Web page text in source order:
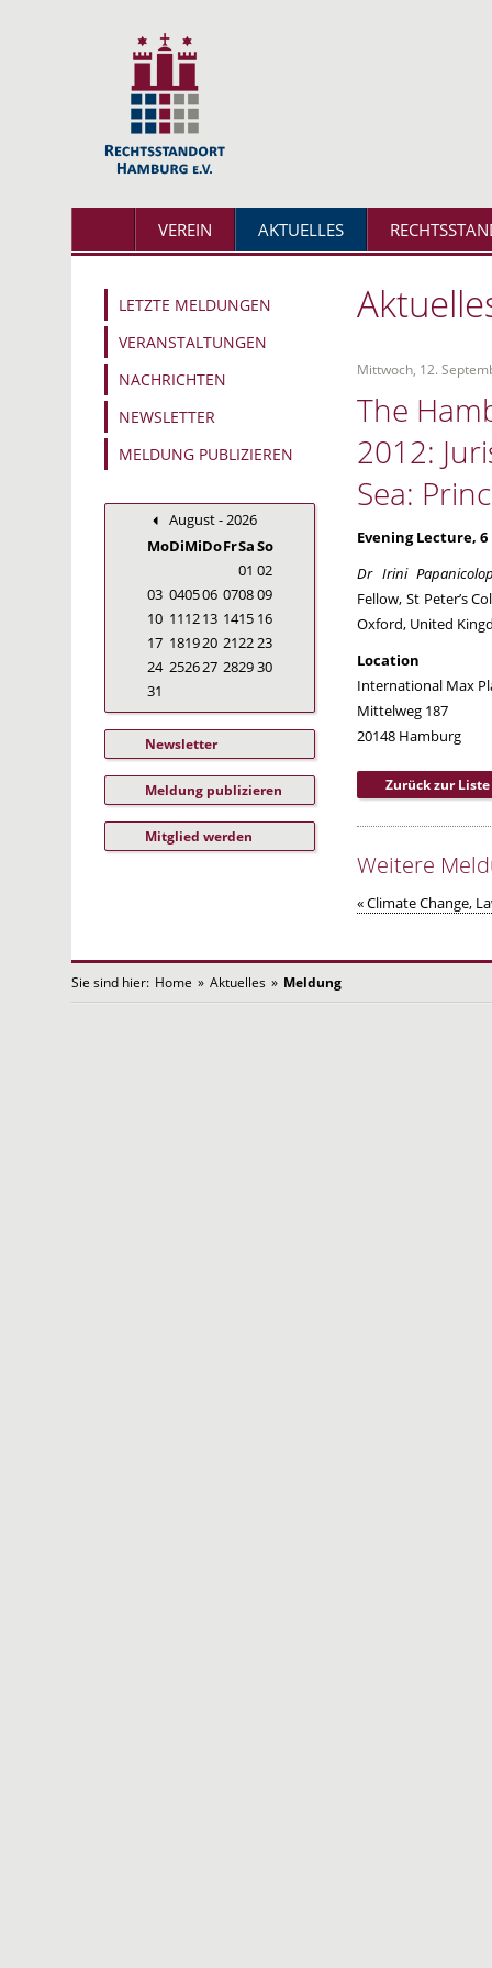
VEREIN AKTUELLES
LETZTE MELDUNGEN
VERANSTALTUNGEN
NACHRICHTEN
NEWSLETTER
MELDUNG PUBLIZIEREN
August - 2026
MoDiMiDoFrSaSo
01 02
03 040506 070809
10 111213 1415 16
17 181920 212223
24 252627 282930
31
Newsletter
Meldung publizieren
Mitglied werden
Mittwoch, 12.
The
2012:
Sea:
Evening Lecture, 6
Dr Irini
Fellow, St Peter’s
Oxford, United
Location
International Max
Mittelweg 187
20148 Hamburg
Zurück zur Liste
Weitere
« Climate Change,
Sie sind hier: Home » Aktuelles » Meldung